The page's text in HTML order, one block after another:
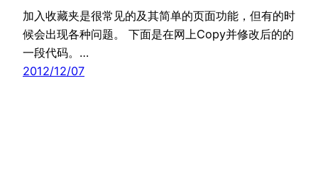
加入收藏夹是很常见的及其简单的页面功能，但有的时
候会出现各种问题。 下面是在网上Copy并修改后的的
一段代码。…
2012/12/07